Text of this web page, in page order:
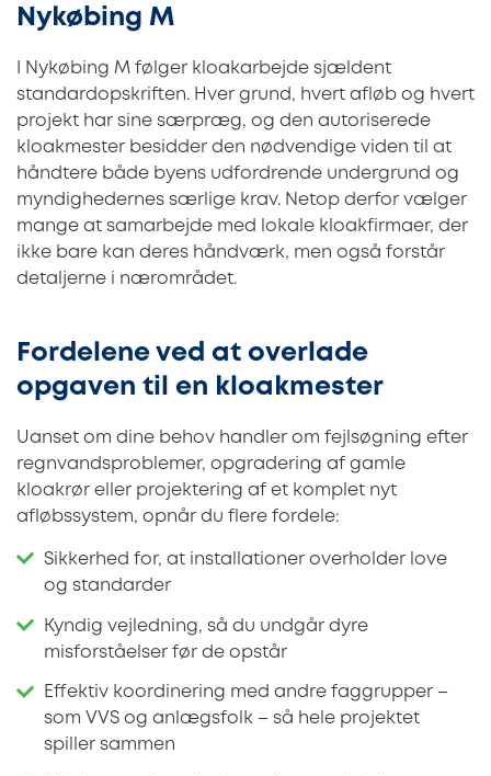
Nykøbing M
I Nykøbing M følger kloakarbejde sjældent
standardopskriften. Hver grund, hvert afløb og hvert
projekt har sine særpræg, og den autoriserede
kloakmester besidder den nødvendige viden til at
håndtere både byens udfordrende undergrund og
myndighedernes særlige krav. Netop derfor vælger
mange at samarbejde med lokale kloakfirmaer, der
ikke bare kan deres håndværk, men også forstår
detaljerne i nærområdet.
Fordelene ved at overlade
opgaven til en kloakmester
Uanset om dine behov handler om fejlsøgning efter
regnvandsproblemer, opgradering af gamle
kloakrør eller projektering af et komplet nyt
afløbssystem, opnår du flere fordele:
Sikkerhed for, at installationer overholder love
og standarder
Kyndig vejledning, så du undgår dyre
misforståelser før de opstår
Effektiv koordinering med andre faggrupper –
som VVS og anlægsfolk – så hele projektet
spiller sammen